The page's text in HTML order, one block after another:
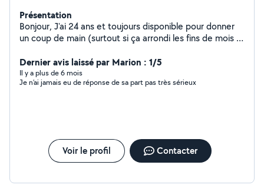
Présentation
Bonjour, J'ai 24 ans et toujours disponible pour donner
un coup de main (surtout si ça arrondi les fins de mois )
Dernier avis laissé par Marion : 1/5
Il y a plus de 6 mois
Je n’ai jamais eu de réponse de sa part pas très sérieux
Voir le profil Contacter